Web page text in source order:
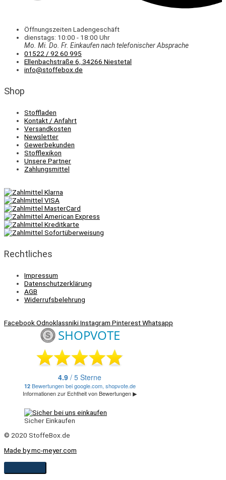
Öffnungszeiten Ladengeschäft
dienstags: 10:00 - 18:00 Uhr
Mo. Mi. Do. Fr. Einkaufennach telefonischer Absprache
01522 / 92 60 995
Ellenbachstraße 6, 34266 Niestetal
info@stoffebox.de
Shop
Stoffladen
Kontakt / Anfahrt
Versandkosten
Newsletter
Gewerbekunden
Stofflexikon
Unsere Partner
Zahlungsmittel
Rechtliches
Impressum
Datenschutzerklärung
AGB
Widerrufsbelehrung
FacebookOdnoklassnikiInstagram PinterestWhatsapp
Sicher Einkaufen
© 2020 StoffeBox.de
Made by mc-meyer.com